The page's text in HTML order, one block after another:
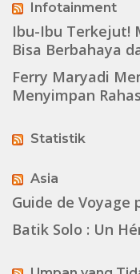
Infotainment
Ibu-Ibu Terkejut!
Bisa Berbahaya
Ferry Maryadi
Menyimpan
Statistik
Asia
Guide de Voyage
Batik Solo : Un